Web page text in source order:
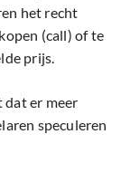
het recht
(call) of te
prijs.
er meer
speculeren